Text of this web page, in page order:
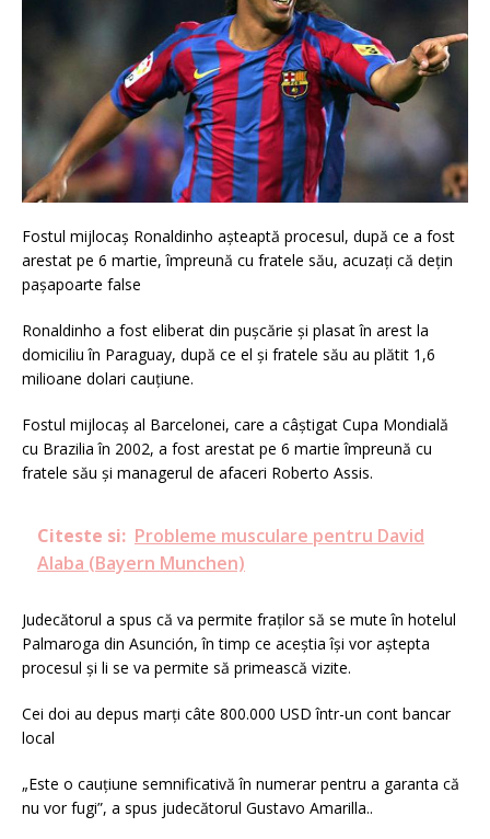
Fostul mijlocaș Ronaldinho așteaptă procesul, după ce a fost
arestat pe 6 martie, împreună cu fratele său, acuzați că dețin
pașapoarte false
Ronaldinho a fost eliberat din pușcărie și plasat în arest la
domiciliu în Paraguay, după ce el și fratele său au plătit 1,6
milioane dolari cauțiune.
Fostul mijlocaș al Barcelonei, care a câștigat Cupa Mondială
cu Brazilia în 2002, a fost arestat pe 6 martie împreună cu
fratele său și managerul de afaceri Roberto Assis.
Citeste si: Probleme musculare pentru David
Alaba (Bayern Munchen)
Judecătorul a spus că va permite fraților să se mute în hotelul
Palmaroga din Asunción, în timp ce aceștia își vor aștepta
procesul și li se va permite să primească vizite.
Cei doi au depus marți câte 800.000 USD într-un cont bancar
local
„Este o cauțiune semnificativă în numerar pentru a garanta că
nu vor fugi”, a spus judecătorul Gustavo Amarilla..